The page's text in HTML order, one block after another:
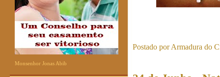
Monsenhor Jonas Abib
Postado porArmadura do